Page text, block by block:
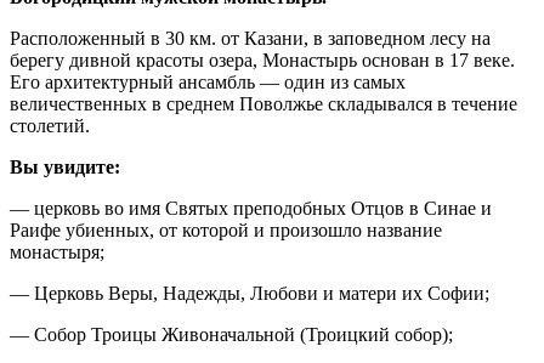
Расположенный в 30 км. от Казани, в заповедном лесу на
берегу дивной красоты озера, Монастырь основан в 17 веке.
Его архитектурный ансамбль — один из самых
величественных в среднем Поволжье складывался в течение
столетий.
Вы увидите:
— церковь во имя Святых преподобных Отцов в Синае и
Раифе убиенных, от которой и произошло название
монастыря;
— Церковь Веры, Надежды, Любови и матери их Софии;
— Собор Троицы Живоначальной (Троицкий собор);